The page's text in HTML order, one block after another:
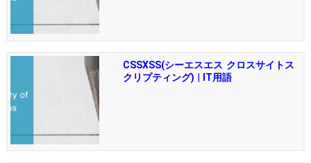
CSSXSS(シーエスエス クロスサイトス
クリプティング) | IT用語